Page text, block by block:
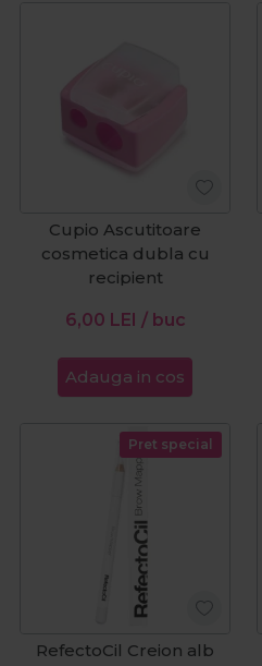
Cupio Ascutitoare
cosmetica dubla cu
recipient
6,00 LEI / buc
Adauga in cos
Pret special
RefectoCil Creion alb